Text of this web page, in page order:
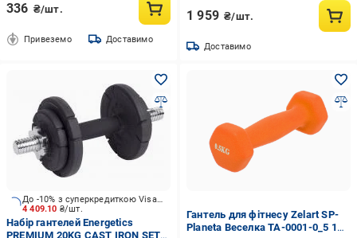
336 ₴/шт.
Привеземо Доставимо
1 959 ₴/шт.
Доставимо
4 409.10 ₴/шт.
До -10% з суперкредиткою Visa Вигода
Набір гантелей Energetics
PREMIUM 20KG CAST IRON SET
Гантель для фітнесу Zelart SP-
Planeta Веселка TA-0001-0_5 1